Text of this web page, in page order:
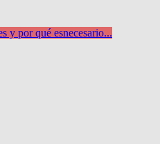
y por qué esnecesario...